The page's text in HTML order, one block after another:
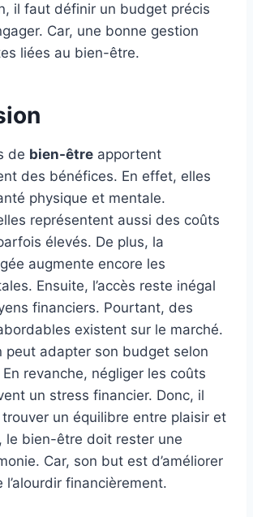
il faut définir un budget précis
Car, une bonne gestion
liées au bien-être.
de bien-être apportent
des bénéfices. En effet, elles
physique et mentale.
représentent aussi des coûts
élevés. De plus, la
augmente encore les
Ensuite, l’accès reste inégal
financiers. Pourtant, des
existent sur le marché.
peut adapter son budget selon
revanche, négliger les coûts
un stress financier. Donc, il
un équilibre entre plaisir et
le bien-être doit rester une
Car, son but est d’améliorer
l’alourdir financièrement.